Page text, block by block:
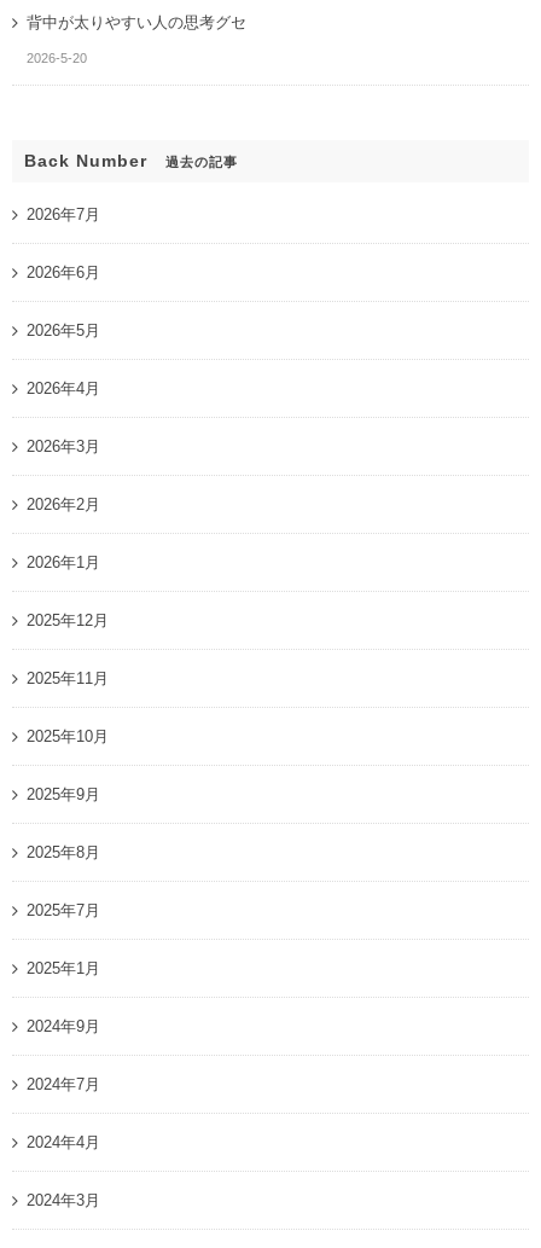
背中が太りやすい人の思考グセ
2026-5-20
Back Number 過去の記事
2026年7月
2026年6月
2026年5月
2026年4月
2026年3月
2026年2月
2026年1月
2025年12月
2025年11月
2025年10月
2025年9月
2025年8月
2025年7月
2025年1月
2024年9月
2024年7月
2024年4月
2024年3月